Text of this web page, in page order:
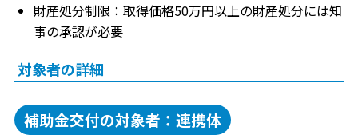
財産処分制限：取得価格50万円以上の財産処分には知
事の承認が必要
対象者の詳細
補助金交付の対象者：連携体